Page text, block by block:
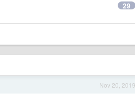
29
Nov 20, 2019